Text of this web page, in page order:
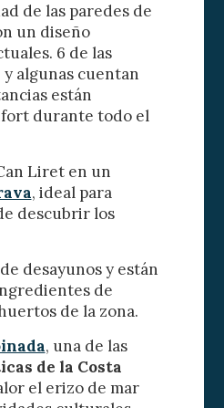
de las paredes de
un diseño
6 de las
y algunas cuentan
están
durante todo el
Liret en un
, ideal para
descubrir los
desayunos y están
de
de la zona.
, una de las
de la Costa
el erizo de mar